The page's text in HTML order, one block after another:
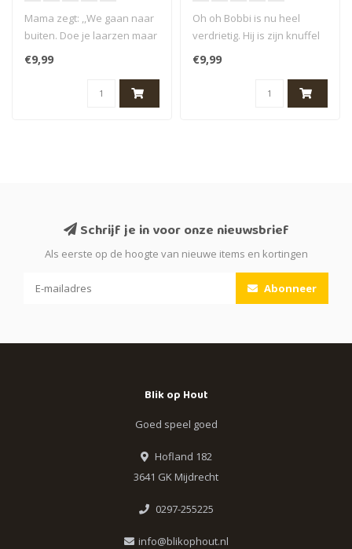
Mama zegt: ,,We gaan naar
buiten. Doe je laarzen maar
vast aan.'' Bobbi juicht: ..
€9,99
Oh oh Bobbi is nu heel
verdrietig. Hij is zijn knuffel
kwijt. In dit leuke voorl..
€9,99
Schrijf je in voor onze nieuwsbrief
Als eerste op de hoogte van nieuwe items en kortingen
Abonneer
Blik op Hout
Goed speel goed
Hofland 182
3641 GK Mijdrecht
0297-255225
info@blikophout.nl